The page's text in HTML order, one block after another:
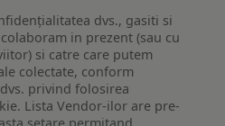
dvs., gasiti si
in prezent (sau cu
si catre care putem
colectate, conform
privind folosirea
Lista Vendor-ilor are pre-